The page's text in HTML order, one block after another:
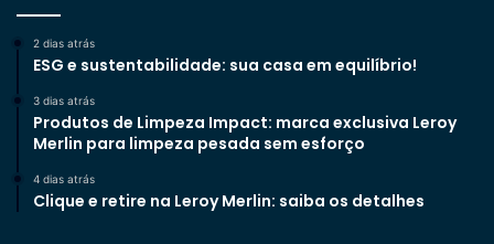
2 dias atrás
ESG e sustentabilidade: sua casa em equilíbrio!
3 dias atrás
Produtos de Limpeza Impact: marca exclusiva Leroy
Merlin para limpeza pesada sem esforço
4 dias atrás
Clique e retire na Leroy Merlin: saiba os detalhes